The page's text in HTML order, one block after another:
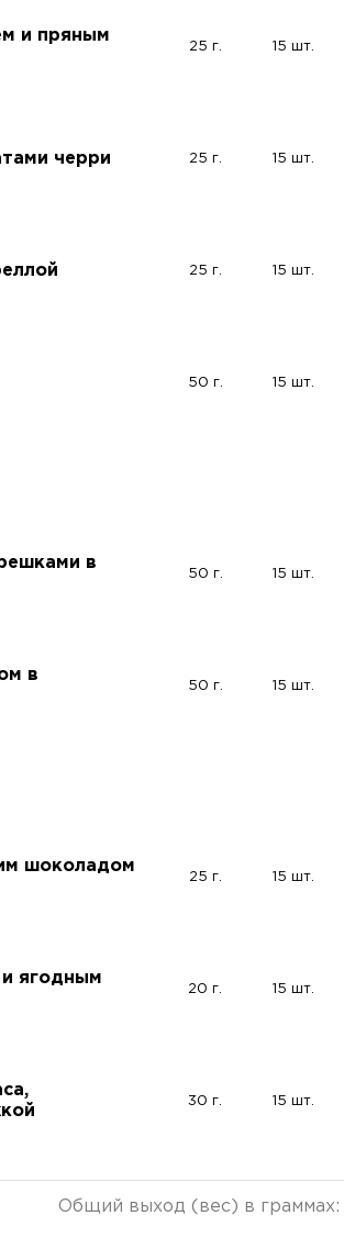
и пряным
25 г. 15 шт.
черри 25 г. 15 шт.
25 г. 15 шт.
50 г. 15 шт.
в
50 г. 15 шт.
в
50 г. 15 шт.
шоколадом
25 г. 15 шт.
ягодным
20 г. 15 шт.
30 г. 15 шт.
Общий выход (вес) в граммах: